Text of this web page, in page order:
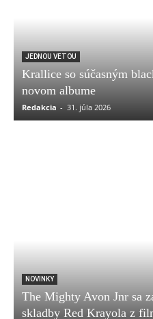
JEDNOU VETOU
Krallice so súčasným
novom albume
Redakcia - 31. júla 2026
NOVINKY
The Mighty Avon Jnr sa
skladby Red Krayola z